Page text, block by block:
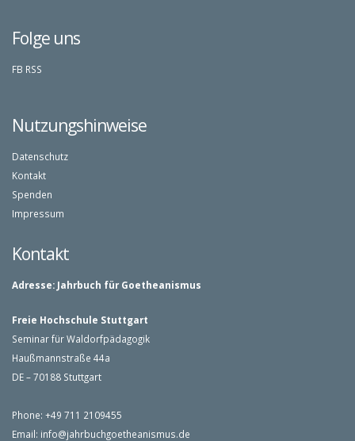
Folge uns
FB RSS
Nutzungshinweise
Datenschutz
Kontakt
Spenden
Impressum
Kontakt
Adresse: Jahrbuch für Goetheanismus
Freie Hochschule Stuttgart
Seminar für Waldorfpädagogik
Haußmannstraße 44a
DE – 70188 Stuttgart
Phone: +49 711 2109455
Email: info@jahrbuchgoetheanismus.de